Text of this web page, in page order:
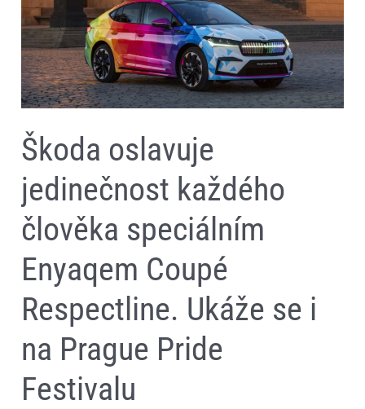
Škoda oslavuje
jedinečnost každého
člověka speciálním
Enyaqem Coupé
Respectline. Ukáže se i
na Prague Pride
Festivalu
Respectline.
Ukáže
se
i
na
Prague
Pride
Festivalu